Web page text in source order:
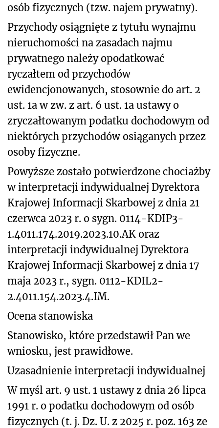
osób fizycznych (tzw. najem prywatny).
Przychody osiągnięte z tytułu wynajmu
nieruchomości na zasadach najmu
prywatnego należy opodatkować
ryczałtem od przychodów
ewidencjonowanych, stosownie do art. 2
ust. 1a w zw. z art. 6 ust. 1a ustawy o
zryczałtowanym podatku dochodowym od
niektórych przychodów osiąganych przez
osoby fizyczne.
Powyższe zostało potwierdzone chociażby
w interpretacji indywidualnej Dyrektora
Krajowej Informacji Skarbowej z dnia 21
czerwca 2023 r. o sygn. 0114-KDIP3-
1.4011.174.2019.2023.10.AK oraz
interpretacji indywidualnej Dyrektora
Krajowej Informacji Skarbowej z dnia 17
maja 2023 r., sygn. 0112-KDIL2-
2.4011.154.2023.4.IM.
Ocena stanowiska
Stanowisko, które przedstawił Pan we
wniosku, jest prawidłowe.
Uzasadnienie interpretacji indywidualnej
W myśl art. 9 ust. 1 ustawy z dnia 26 lipca
1991 r. o podatku dochodowym od osób
fizycznych (t. j. Dz. U. z 2025 r. poz. 163 ze